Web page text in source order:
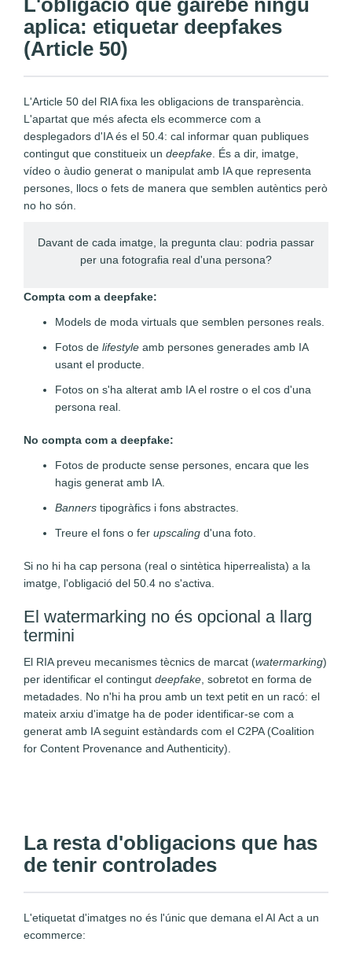
L'obligació que gairebé ningú
aplica: etiquetar deepfakes
(Article 50)
L'Article 50 del RIA fixa les obligacions de transparència.
L'apartat que més afecta els ecommerce com a
desplegadors d'IA és el 50.4: cal informar quan publiques
contingut que constitueix un deepfake . És a dir, imatge,
vídeo o àudio generat o manipulat amb IA que representa
persones, llocs o fets de manera que semblen autèntics però
no ho són.
Davant de cada imatge, la pregunta clau: podria passar
per una fotografia real d'una persona?
Compta com a deepfake:
Models de moda virtuals que semblen persones reals.
Fotos de lifestyle amb persones generades amb IA
usant el producte.
Fotos on s'ha alterat amb IA el rostre o el cos d'una
persona real.
No compta com a deepfake:
Fotos de producte sense persones, encara que les
hagis generat amb IA.
Banners tipogràfics i fons abstractes.
Treure el fons o fer upscaling d'una foto.
Si no hi ha cap persona (real o sintètica hiperrealista) a la
imatge, l'obligació del 50.4 no s'activa.
El watermarking no és opcional a llarg
termini
El RIA preveu mecanismes tècnics de marcat (watermarking)
per identificar el contingut deepfake , sobretot en forma de
metadades. No n'hi ha prou amb un text petit en un racó: el
mateix arxiu d'imatge ha de poder identificar-se com a
generat amb IA seguint estàndards com el C2PA (Coalition
for Content Provenance and Authenticity).
La resta d'obligacions que has
de tenir controlades
L'etiquetat d'imatges no és l'únic que demana el AI Act a un
ecommerce: